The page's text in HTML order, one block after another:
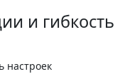
и гибкость